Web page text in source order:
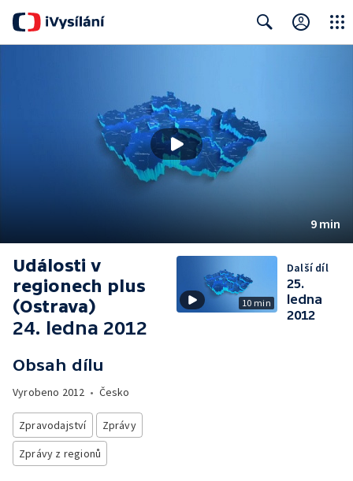
9 min
Události v
regionech plus
(Ostrava)
24. ledna 2012
Obsah dílu
Vyrobeno 2012 • Česko
Zpravodajství
Zprávy
Zprávy z regionů
10 min
Další díl
25.
ledna
2012